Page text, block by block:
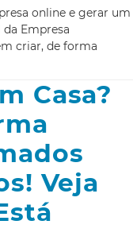
online e gerar um
Empresa
criar, de forma
Casa?
Veja